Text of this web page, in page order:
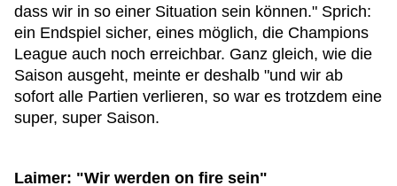
dass wir in so einer Situation sein können." Sprich:
ein Endspiel sicher, eines möglich, die Champions
League auch noch erreichbar. Ganz gleich, wie die
Saison ausgeht, meinte er deshalb "und wir ab
sofort alle Partien verlieren, so war es trotzdem eine
super, super Saison.
Laimer: "Wir werden on fire sein"